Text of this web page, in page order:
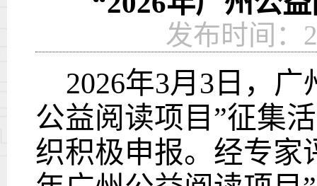
发布时间：
2026年3月 3 日， 广
公益阅读项目 ”征集
织积极申报。经专家